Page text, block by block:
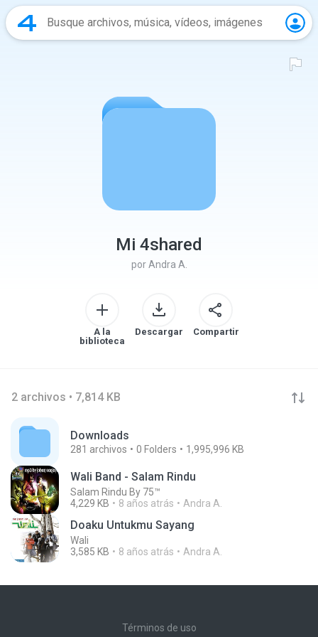
Mi 4shared
por Andra A.
A la
biblioteca
Descargar Compartir
2 archivos • 7,814 KB
Downloads
281 archivos 0 Folders 1,995,996 KB
Wali Band - Salam Rindu
Salam Rindu By 75™
4,229 KB
8 años atrás Andra A.
Doaku Untukmu Sayang
Wali
3,585 KB
8 años atrás Andra A.
Términos de uso